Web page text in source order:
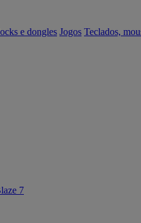
e dongles Jogos Teclados,
7